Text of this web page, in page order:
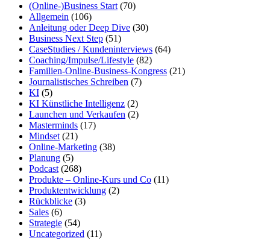
(Online-)Business Start (70)
Allgemein (106)
Anleitung oder Deep Dive (30)
Business Next Step (51)
CaseStudies / Kundeninterviews (64)
Coaching/Impulse/Lifestyle (82)
Familien-Online-Business-Kongress (21)
Journalistisches Schreiben (7)
KI (5)
KI Künstliche Intelligenz (2)
Launchen und Verkaufen (2)
Masterminds (17)
Mindset (21)
Online-Marketing (38)
Planung (5)
Podcast (268)
Produkte – Online-Kurs und Co (11)
Produktentwicklung (2)
Rückblicke (3)
Sales (6)
Strategie (54)
Uncategorized (11)